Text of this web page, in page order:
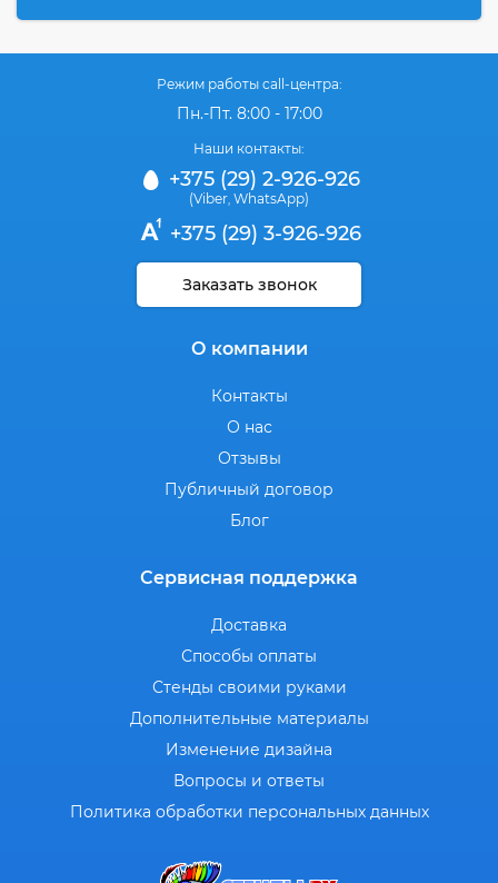
Режим работы call-центра:
Пн.-Пт. 8:00 - 17:00
Наши контакты:
+375 (29) 2-926-926
(Viber WhatsApp)
+375 (29) 3-926-926
Заказать звонок
О компании
Контакты
О нас
Отзывы
Публичный договор
Блог
Сервисная поддержка
Доставка
Способы оплаты
Стенды своими руками
Дополнительные материалы
Изменение дизайна
Вопросы и ответы
Политика обработки персональных данных